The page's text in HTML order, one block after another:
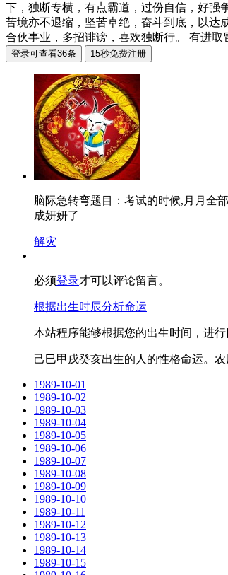
下，独断专横，有点霸道，过份自信，好强
苦境亦不退缩，坚苦卓绝，奋斗到底，以达
合伙事业，多招诽谤，喜欢独断行。 有进
脑际急转弯题目：考试的时候,月月
成妍妍了
解灾
必须登录才可以评论留言。
根据出生时辰分析命运
本站程序能够根据您的出生时间，进
己巳甲戌癸亥出生的人的性格命运。农
1989-10-01
1989-10-02
1989-10-03
1989-10-04
1989-10-05
1989-10-06
1989-10-07
1989-10-08
1989-10-09
1989-10-10
1989-10-11
1989-10-12
1989-10-13
1989-10-14
1989-10-15